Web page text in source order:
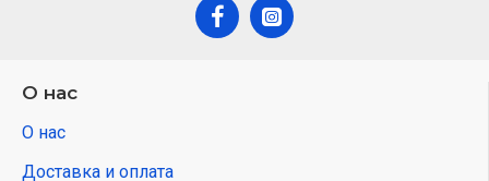
О нас
О нас
Доставка и оплата